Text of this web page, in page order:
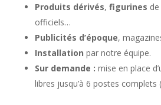
Produits dérivés, figurines
officiels…
Publicités d’époque,
Installation par notre équipe.
Sur demande : mise en place
libres jusqu’à 6 postes complets